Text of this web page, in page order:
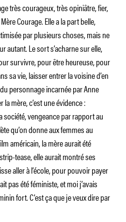
très courageux, très opiniâtre, fier,
Courage. Elle a la part belle,
par plusieurs choses, mais ne
autant. Le sort s’acharne sur elle,
survivre, pour être heureuse, pour
sa vie, laisser entrer la voisine d’en
personnage incarnée par Anne
mère, c’est une évidence :
vengeance par rapport au
qu’on donne aux femmes au
américain, la mère aurait été
tease, elle aurait montré ses
aller à l’école, pour pouvoir payer
pas été féministe, et moi j’avais
fort. C’est ça que je veux dire par